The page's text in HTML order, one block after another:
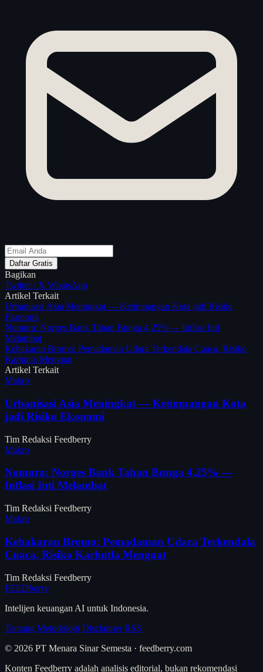
Daftar Gratis
Bagikan
Twitter / X WhatsApp
Artikel Terkait
Urbanisasi Asia Meningkat — Ketimpangan Kota jadi Risiko
Ekonomi
Nomura: Norges Bank Tahan Bunga 4,25% — Inflasi Inti
Melambat
Kebakaran Bromo: Pemadaman Udara Terkendala Cuaca, Risiko
Karhutla Menguat
Artikel Terkait
Makro
Urbanisasi Asia Meningkat — Ketimpangan Kota
jadi Risiko Ekonomi
Tim Redaksi Feedberry
Makro
Nomura: Norges Bank Tahan Bunga 4,25% —
Inflasi Inti Melambat
Tim Redaksi Feedberry
Makro
Kebakaran Bromo: Pemadaman Udara Terkendala
Cuaca, Risiko Karhutla Menguat
Tim Redaksi Feedberry
FEEDberry
Intelijen keuangan AI untuk Indonesia.
Tentang Metodologi Disclaimer RSS
© 2026 PT Menara Sinar Semesta · feedberry.com
Konten Feedberry adalah analisis editorial, bukan rekomendasi